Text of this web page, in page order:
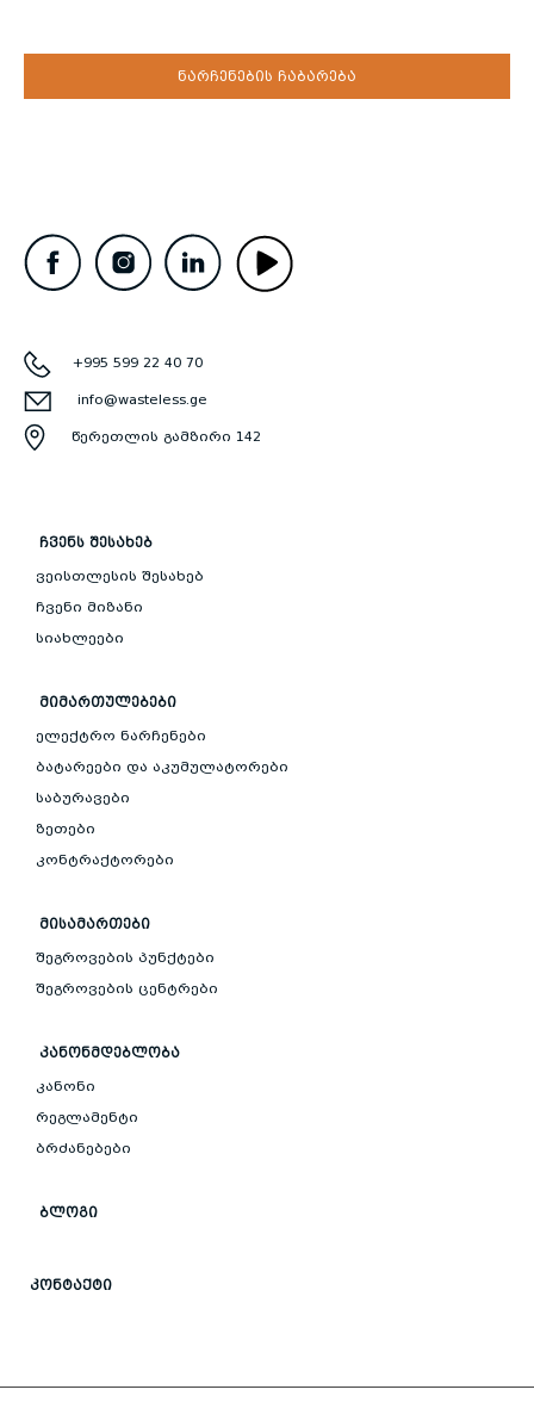
ნარჩენების ჩაბარება
+995 599 22 40 70
info@wasteless.ge
წერეთლის გამზირი 142
ᲩᲕᲔᲜᲡ ᲨᲔᲡᲐᲮᲔᲑ
ვეისთლესის შესახებ
ჩვენი მიზანი
სიახლეები
ᲛᲘᲛᲐᲠᲗᲣᲚᲔᲑᲔᲑᲘ
ელექტრო ნარჩენები
ბატარეები და აკუმულატორები
საბურავები
ზეთები
კონტრაქტორები
ᲛᲘᲡᲐᲛᲐᲠᲗᲔᲑᲘ
შეგროვების პუნქტები
შეგროვების ცენტრები
ᲙᲐᲜᲝᲜᲛᲓᲔᲑᲚᲝᲑᲐ
კანონი
რეგლამენტი
ბრძანებები
ᲑᲚᲝᲒᲘ
ᲙᲝᲜᲢᲐᲥᲢᲘ